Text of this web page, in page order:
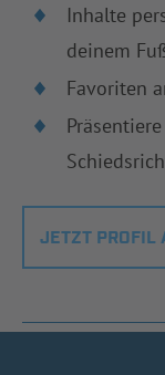
Inhalte
deinem
Favoriten
JETZT PROFIL